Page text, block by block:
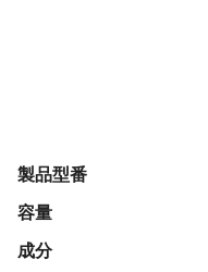
製品型番
容量
成分